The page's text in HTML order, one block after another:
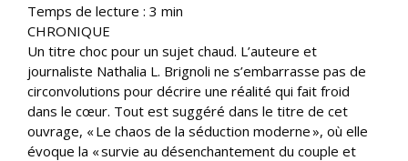
Temps de lecture : 3 min
CHRONIQUE
Un titre choc pour un sujet chaud. L’auteure et
journaliste Nathalia L. Brignoli ne s’embarrasse pas de
circonvolutions pour décrire une réalité qui fait froid
dans le cœur. Tout est suggéré dans le titre de cet
ouvrage, « Le chaos de la séduction moderne », où elle
évoque la « survie au désenchantement du couple et